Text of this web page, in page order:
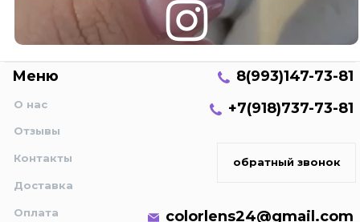
Меню
О нас
Отзывы
Контакты
Доставка
Оплата
8(993)147-73-81
+7(918)737-73-81
обратный звонок
colorlens24@gmail.com